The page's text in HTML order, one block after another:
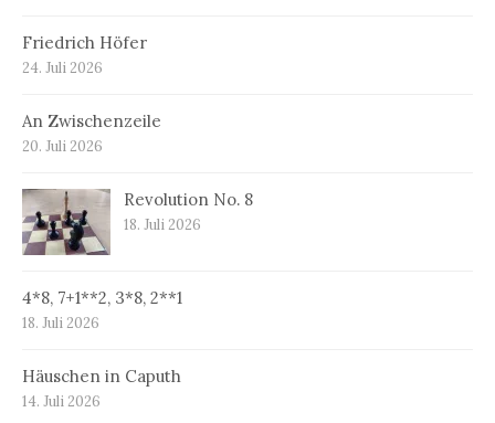
Friedrich Höfer
24. Juli 2026
An Zwischenzeile
20. Juli 2026
Revolution No. 8
18. Juli 2026
4*8, 7+1**2, 3*8, 2**1
18. Juli 2026
Häuschen in Caputh
14. Juli 2026